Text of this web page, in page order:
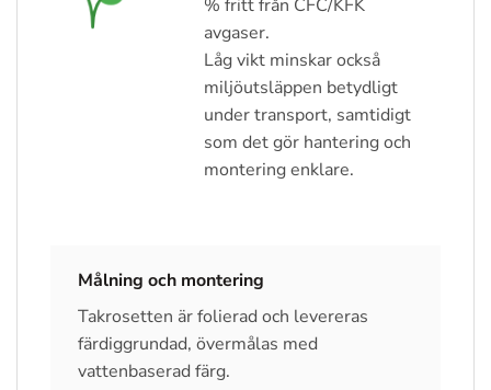
% fritt från CFC/KFK
avgaser.
Låg vikt minskar också
miljöutsläppen betydligt
under transport, samtidigt
som det gör hantering och
montering enklare.
Målning och montering
Takrosetten är folierad och levereras
färdiggrundad, övermålas med
vattenbaserad färg.